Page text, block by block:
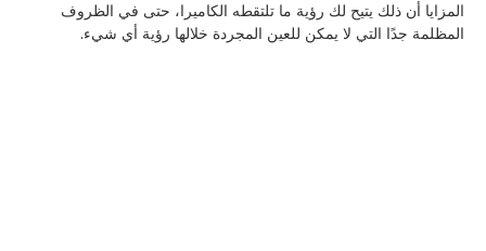
المزايا أن ذلك يتيح لك رؤية ما تلتقطه الكاميرا، حتى في الظروف
المظلمة جدًا التي لا يمكن للعين المجردة خلالها رؤية أي شيء.